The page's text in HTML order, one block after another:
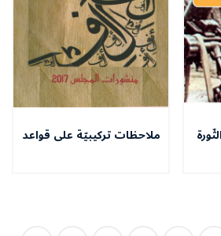
ملاحظات تركيبيّة على قواعد